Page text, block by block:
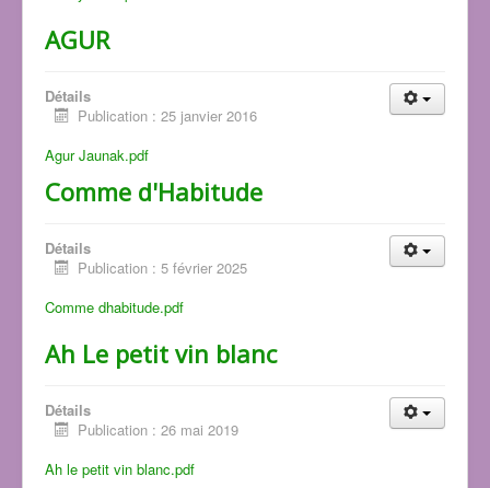
AGUR
Détails
Publication : 25 janvier 2016
Agur Jaunak.pdf
Comme d'Habitude
Détails
Publication : 5 février 2025
Comme dhabitude.pdf
Ah Le petit vin blanc
Détails
Publication : 26 mai 2019
Ah le petit vin blanc.pdf